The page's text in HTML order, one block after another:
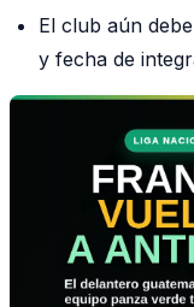
El club aún
y fecha de